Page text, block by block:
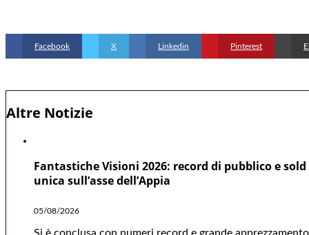
Altre Notizie
Fantastiche Visioni 2026: record di pubblico e
unica sull’asse dell’Appia
05/08/2026
Si è conclusa con numeri record e grande
Facebook X Linkedin Pinterest